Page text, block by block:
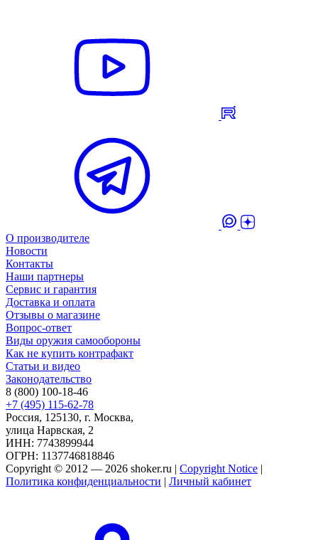
О производителе
Новости
Контакты
Наши партнеры
Сервис и гарантия
Доставка и оплата
Отзывы о магазине
Вопрос-ответ
Виды оружия самообороны
Как не купить контрафакт
Статьи и видео
Законодательство
8 (800) 100-18-46
+7 (495) 115-62-78
Россия, 125130, г. Москва,
улица Нарвская, 2
ИНН: 7743899944
ОГРН: 1137746818846
Copyright © 2012 — 2026 shoker.ru | Copyright Notice |
Политика конфиденциальности | Личный кабинет